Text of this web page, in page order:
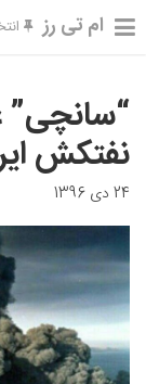
ام تی رز
نفتکش
24 دی 1396